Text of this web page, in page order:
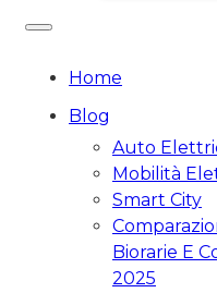
Home
Blog
Auto
Mobilità
Smart City
Biorarie E
2025